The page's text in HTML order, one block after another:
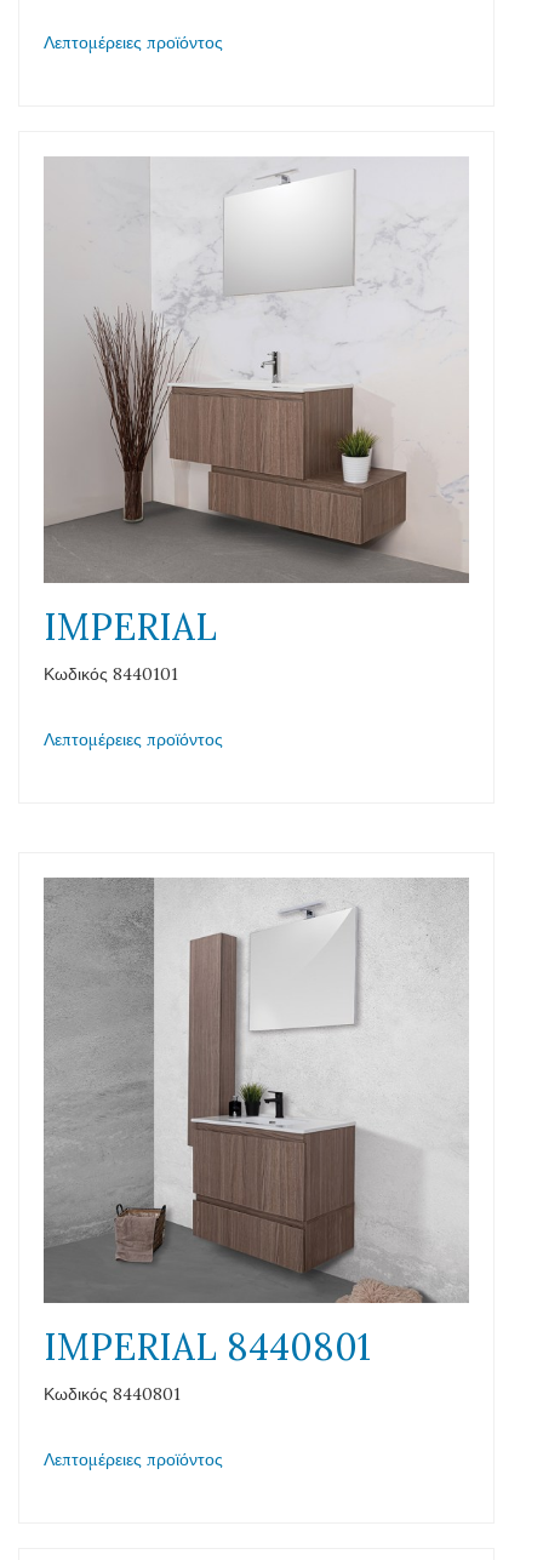
Λεπτομέρειες προϊόντος
IMPERIAL
Κωδικός 8440101
Λεπτομέρειες προϊόντος
IMPERIAL 8440801
Κωδικός 8440801
Λεπτομέρειες προϊόντος